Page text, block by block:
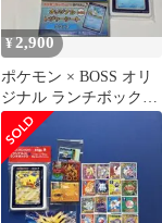
¥2,900
ポケモン × BOSS オリ
ジナル ランチボック
ス、レジャーシート、
保冷バッグ